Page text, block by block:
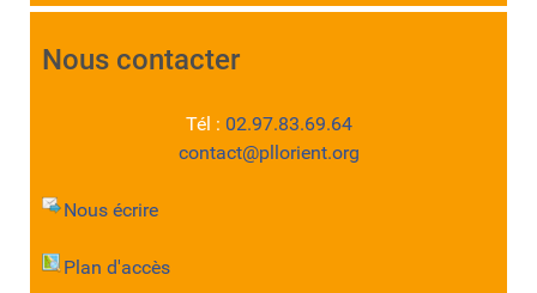
Nous contacter
Tél : 02.97.83.69.64
contact@pllorient.org
Nous écrire
Plan d'accès